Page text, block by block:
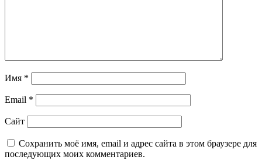
Имя *
Email *
Сайт
Сохранить моё имя, email и адрес сайта в этом браузере для
последующих моих комментариев.